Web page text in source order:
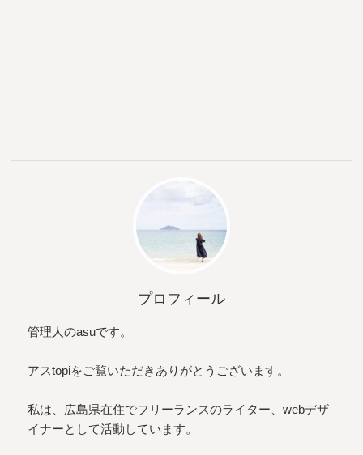
プロフィール
管理人のasuです。
アスtopiをご覧いただきありがとうございます。
私は、広島県在住でフリーランスのライター、webデザ
イナーとして活動しています。